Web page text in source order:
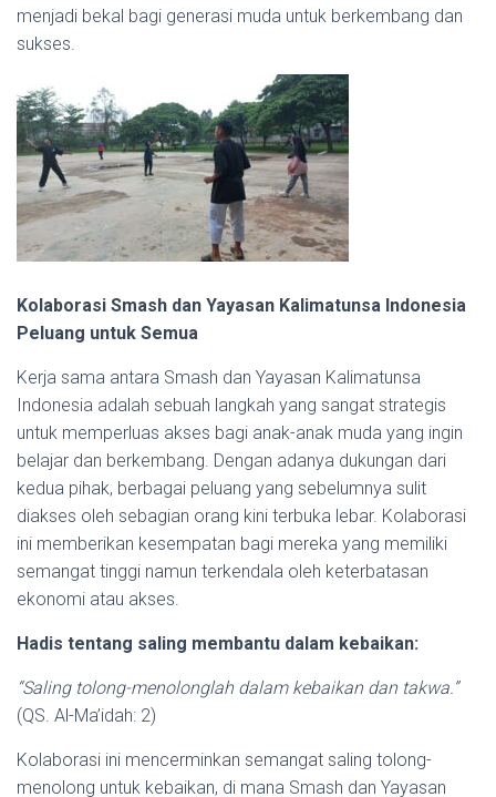
menjadi bekal bagi generasi muda untuk berkembang dan
sukses.
Kolaborasi Smash dan Yayasan Kalimatunsa Indonesia
Peluang untuk Semua
Kerja sama antara Smash dan Yayasan Kalimatunsa
Indonesia adalah sebuah langkah yang sangat strategis
untuk memperluas akses bagi anak-anak muda yang ingin
belajar dan berkembang. Dengan adanya dukungan dari
kedua pihak, berbagai peluang yang sebelumnya sulit
diakses oleh sebagian orang kini terbuka lebar. Kolaborasi
ini memberikan kesempatan bagi mereka yang memiliki
semangat tinggi namun terkendala oleh keterbatasan
ekonomi atau akses.
Hadis tentang saling membantu dalam kebaikan:
“Saling tolong-menolonglah dalam kebaikan dan takwa.”
(QS. Al-Ma’idah: 2)
Kolaborasi ini mencerminkan semangat saling tolong-
menolong untuk kebaikan, di mana Smash dan Yayasan